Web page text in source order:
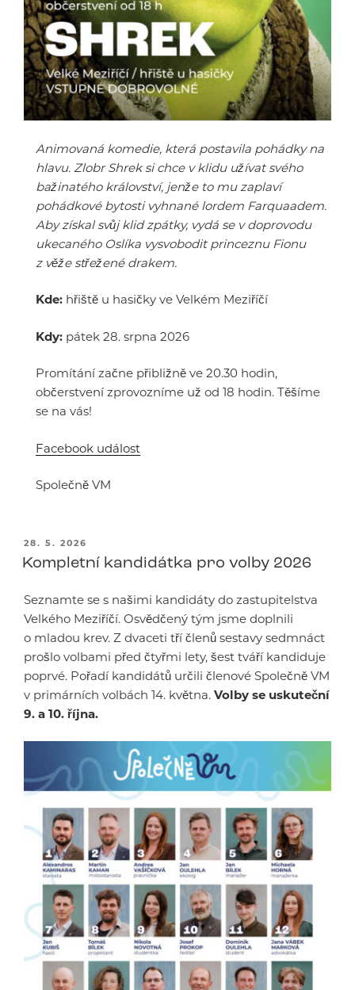
Animovaná komedie, která postavila pohádky na
hlavu. Zlobr Shrek si chce v klidu užívat svého
bažinatého království, jenže to mu zaplaví
pohádkové bytosti vyhnané lordem Farquaadem.
Aby získal svůj klid zpátky, vydá se v doprovodu
ukecaného Oslíka vysvobodit princeznu Fionu
z věže střežené drakem.
Kde: hřiště u hasičky ve Velkém Meziříčí
Kdy: pátek 28. srpna 2026
Promítání začne přibližně ve 20.30 hodin,
občerstvení zprovozníme už od 18 hodin. Těšíme
se na vás!
Facebook událost
Společně VM
PUBLIKOVÁNO
28. 5. 2026
Kompletní kandidátka pro volby 2026
Seznamte se s našimi kandidáty do zastupitelstva
Velkého Meziříčí. Osvědčený tým jsme doplnili
o mladou krev. Z dvaceti tří členů sestavy sedmnáct
prošlo volbami před čtyřmi lety, šest tváří kandiduje
poprvé. Pořadí kandidátů určili členové Společně VM
v primárních volbách 14. května. Volby se uskuteční
9. a 10. října.